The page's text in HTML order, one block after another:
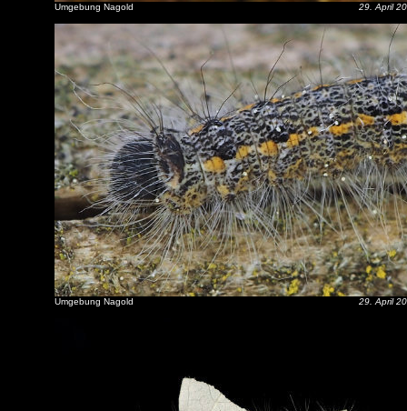
Umgebung Nagold 29. April
Umgebung Nagold 29. April